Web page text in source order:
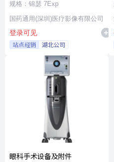
规格：锦瑟 7Exp
国药通用(深圳)医疗影像有限公司
登录可见
站点经销 湖北公司
眼科手术设备及附件